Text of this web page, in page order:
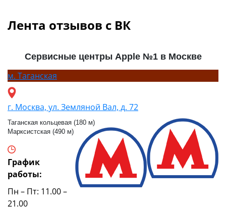
Лента отзывов с ВК
Сервисные центры Apple №1 в Москве
м. Таганская
г. Москва, ул. Земляной Вал, д. 72
Таганская кольцевая (180 м)
Марксистская (490 м)
График
работы:
Пн – Пт: 11.00 –
21.00